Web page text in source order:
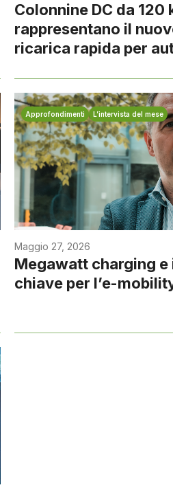
Colonnine DC da 120
rappresentano il
ricarica rapida per
Approfondimenti L’intervista del mese
Maggio 27, 2026
Megawatt charging
chiave per l’e-